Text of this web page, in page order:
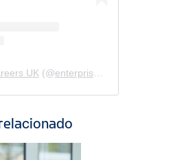
UK (@enterprisemobility.careers.uk